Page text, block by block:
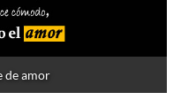
de amor